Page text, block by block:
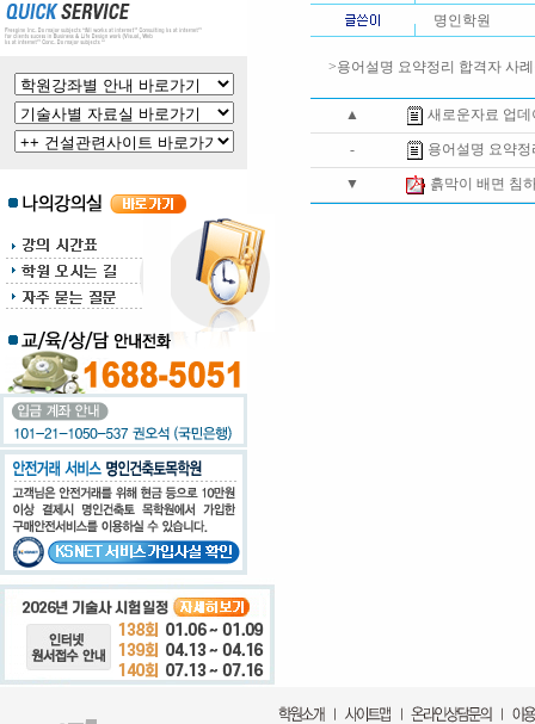
명인학원
>용어설명 요약정리 합격자 사
▲ 새로운자료 업데
- 용어설명 요약
▼ 흙막이 배면 침